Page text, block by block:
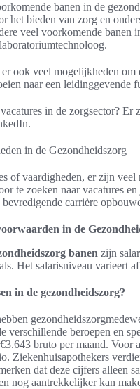
banen in de
het bieden van zorg en
veel voorkomende banen
ook veel mogelijkheden
naar een leidinggevende
in de zorgsector?
of vaardigheden, er zijn
te zoeken naar vacatures
carrière
in de
banen zijn
Het salarisniveau varieert
in de gezondheidszorg?
verschillende beroepen en
bruto per maand. Voor
Ziekenhuisapothekers
dat deze cijfers alleen
nog aantrekkelijker kan